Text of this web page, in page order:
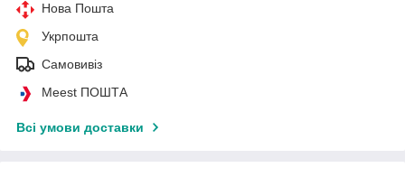
Нова Пошта
Укрпошта
Самовивіз
Meest ПОШТА
Всі умови доставки